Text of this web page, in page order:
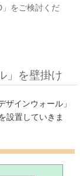
をご検討くだ
」を壁掛け
インウォール」
設置していきま